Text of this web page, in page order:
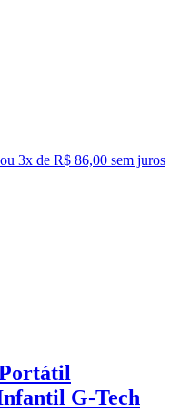
ou 3x de R$ 86,00 sem juros
G-Tech